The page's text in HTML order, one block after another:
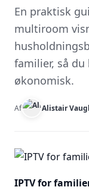
En praktisk
multiroom
familier, så
økonomisk.
Af Alistair
IPTV for